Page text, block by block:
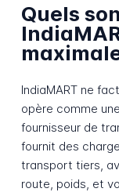
Quels
IndiaMART ne
opère comme
fournisseur de
fournit des
transport tiers,
route, poids, et